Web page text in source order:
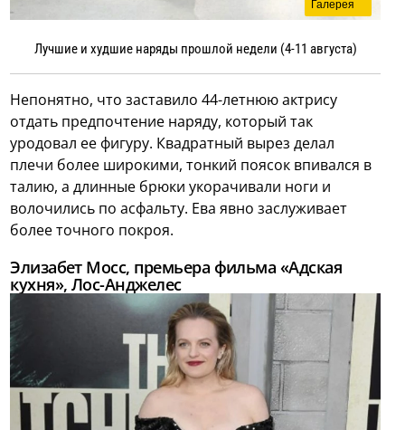
Галерея
Лучшие и худшие наряды прошлой недели (4-11 августа)
Непонятно, что заставило 44-летнюю актрису
отдать предпочтение наряду, который так
уродовал ее фигуру. Квадратный вырез делал
плечи более широкими, тонкий поясок впивался в
талию, а длинные брюки укорачивали ноги и
волочились по асфальту. Ева явно заслуживает
более точного покроя.
Элизабет Мосс, премьера фильма «Адская
кухня», Лос-Анджелес